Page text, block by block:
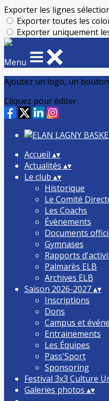
Exporter les lignes
Exporter toutes les
Exporter uniquement
Menu
Ajoutez un logo, un
Cliquez pour éditer
Accueil ▴▾
Actualités ▴▾
Le club ▴▾
Historique
Le Comité
Les Coachs
Évènements
Documents
Gymnases
Rapports
Palmarès ELB
Archives ELB
Saison 2026-2027▴▾
Inscriptions
Dons
Campus et
Entrainements
Les Équipes
Pass'Sport
Sponsoring
Festival 3x3 Culture
Galeries photos ▴▾